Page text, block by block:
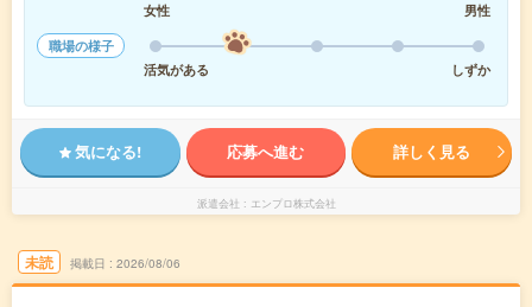
女性
男性
職場の様子
活気がある
しずか
気になる! 応募へ進む 詳しく見る
派遣会社 エンプロ株式会社
未読 掲載日 2026/08/06